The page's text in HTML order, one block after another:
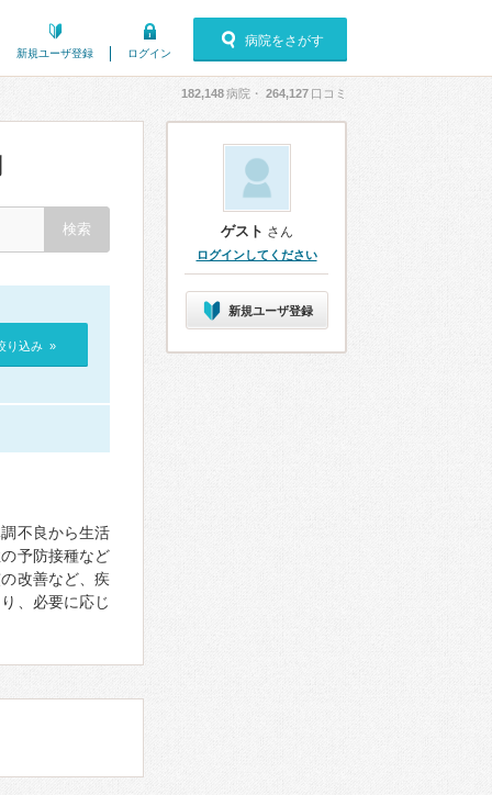
新規ユーザ登録 ログイン
病院をさがす
182,148病院・ 264,127 口コミ
り込み »
不良から生活
予防接種など
改善など、疾
、必要に応じ
ゲスト さん
ログインしてください
新規ユーザ登録